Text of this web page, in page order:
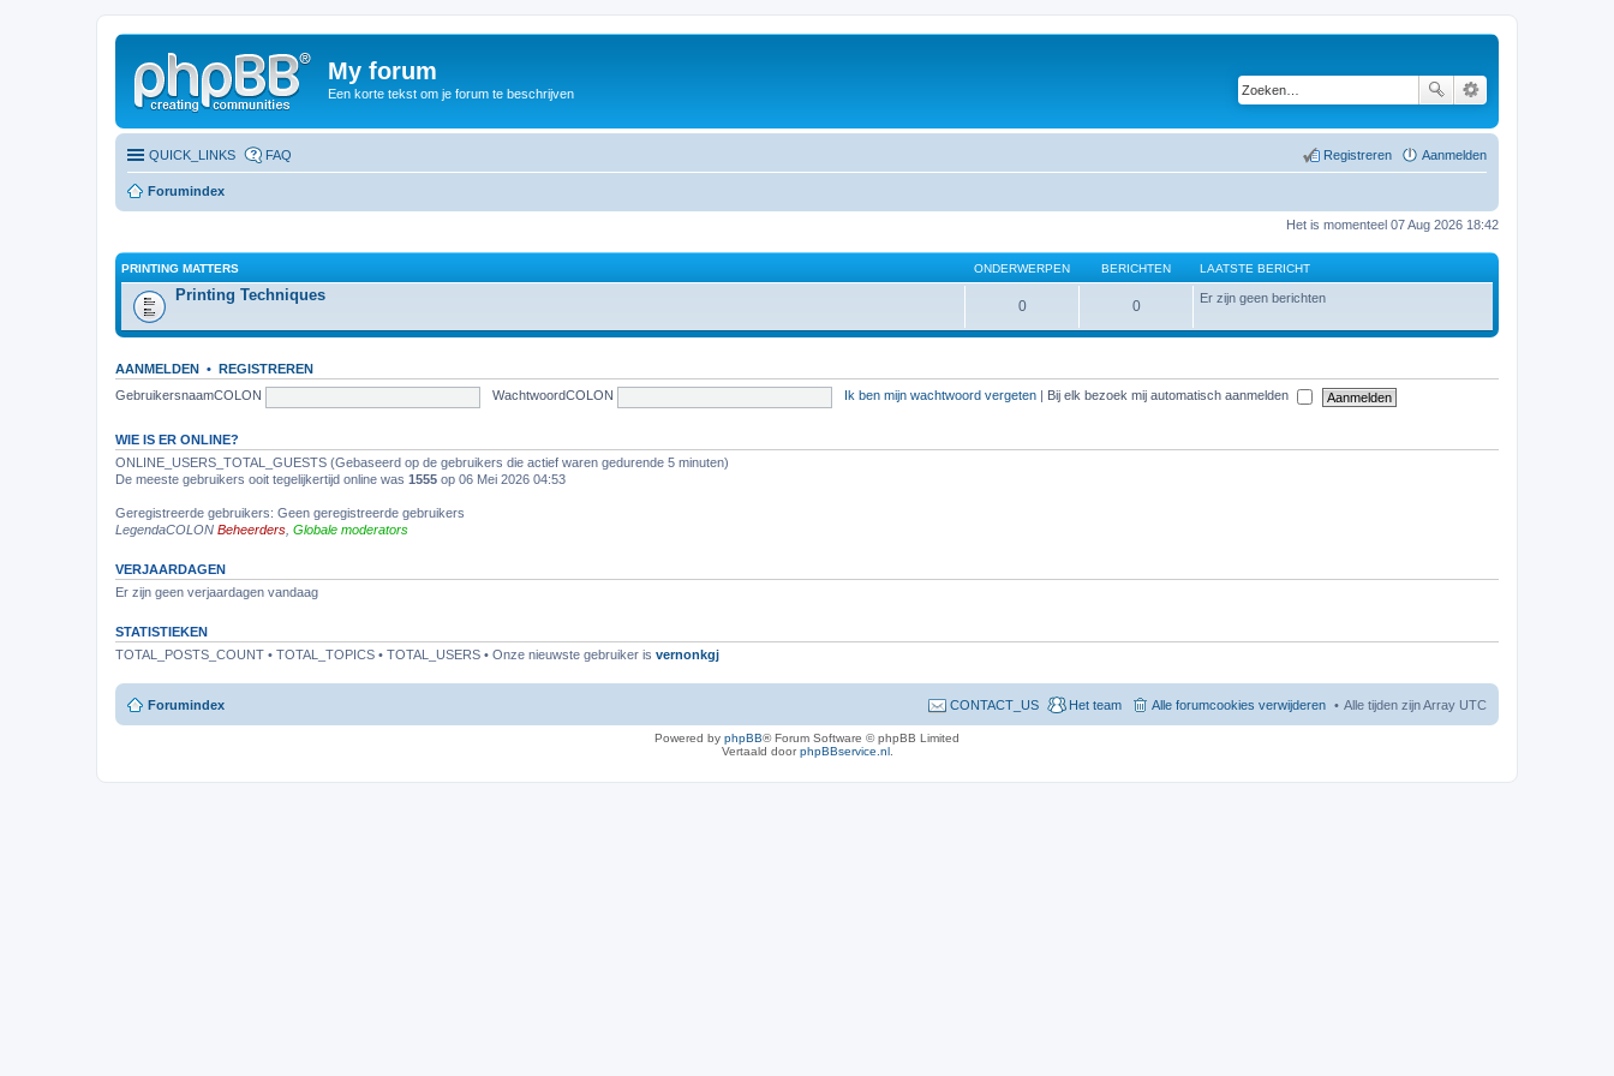
My forum
Een korte tekst om je forum te beschrijven
QUICK_LINKS FAQ Aanmelden
Registreren
Forumindex
Het is momenteel 07 Aug 2026 18:42
PRINTING MATTERS ONDERWERPEN BERICHTEN LAATSTE BERICHT
Printing Techniques
0 0 Er zijn geen berichten
AANMELDEN • REGISTREREN
GebruikersnaamCOLON
WachtwoordCOLON Ik ben mijn wachtwoord vergeten Bij elk bezoek mij automatisch aanmelden
WIE IS ER ONLINE?
ONLINE_USERS_TOTAL_GUESTS (Gebaseerd op de gebruikers die actief waren gedurende 5 minuten)
De meeste gebruikers ooit tegelijkertijd online was 1555 op 06 Mei 2026 04:53
Geregistreerde gebruikers: Geen geregistreerde gebruikers
LegendaCOLON Beheerders Globale moderators
VERJAARDAGEN
Er zijn geen verjaardagen vandaag
STATISTIEKEN
TOTAL_POSTS_COUNT • TOTAL_TOPICS • TOTAL_USERS • Onze nieuwste gebruiker is vernonkgj
Forumindex Alle tijden zijn Array UTC
Alle forumcookies verwijderen
Het team
CONTACT_US
Powered by phpBB® Forum Software © phpBB Limited
Vertaald doorphpBBservice.nl.